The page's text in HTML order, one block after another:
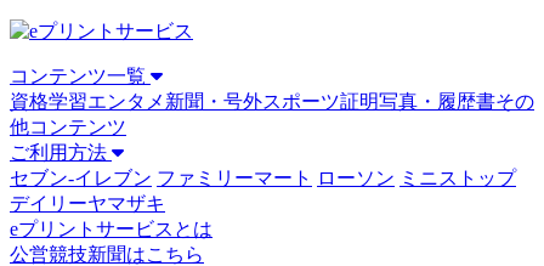
コンテンツ一覧
資格学習エンタメ 新聞・号外スポーツ証明写真・履歴書その
他コンテンツ
ご利用方法
セブン-イレブン ファミリーマート ローソン ミニストップ
デイリーヤマザキ
eプリントサービスとは
公営競技新聞はこちら